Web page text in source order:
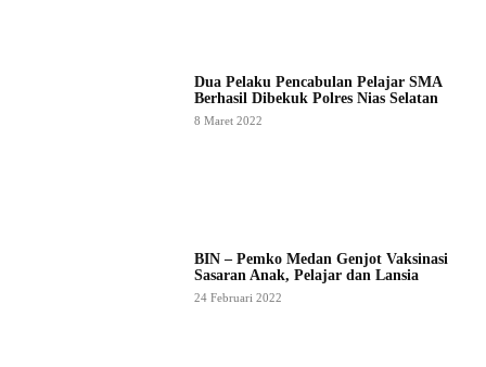
Dua Pelaku Pencabulan Pelajar SMA
Berhasil Dibekuk Polres Nias Selatan
8 Maret 2022
BIN – Pemko Medan Genjot Vaksinasi
Sasaran Anak, Pelajar dan Lansia
24 Februari 2022